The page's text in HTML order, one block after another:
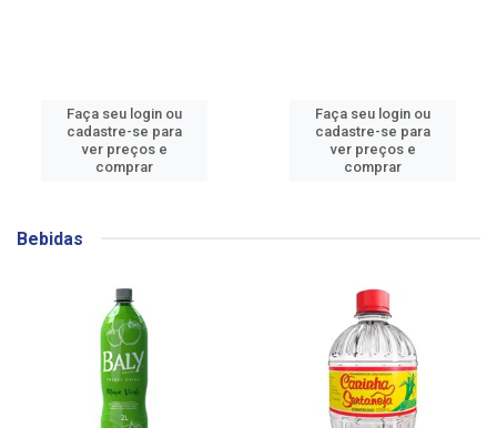
Faça seu login ou
cadastre-se para
ver preços e
comprar
Faça seu login ou
cadastre-se para
ver preços e
comprar
Bebidas